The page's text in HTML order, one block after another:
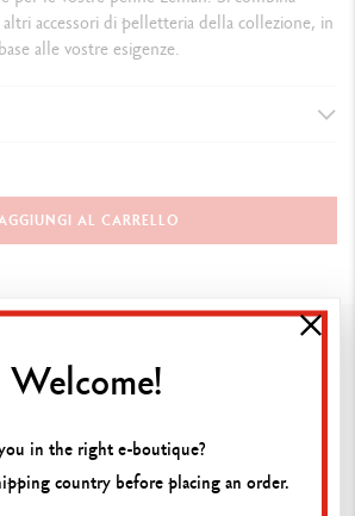
accessori di pelletteria della collezione, in
base alle vostre esigenze.
Colore: nero
2.5 x 15 cm
PRODOTTO
AL CARRELLO
Welcome!
in the right e-boutique?
country before placing an order.